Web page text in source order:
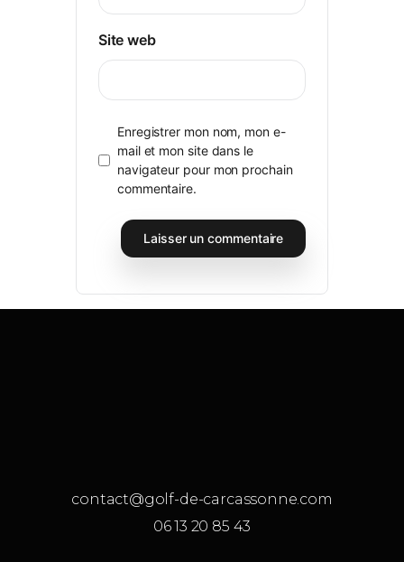
Site web
Enregistrer mon nom, mon e-
mail et mon site dans le
navigateur pour mon prochain
commentaire.
contact@golf-de-carcassonne.com
06 13 20 85 43